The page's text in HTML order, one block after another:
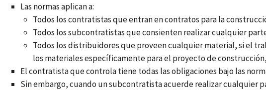
Las normas aplican a:
Todos los contratistas que entran en contratos para la
Todos los subcontratistas que consienten realizar cualquier
Todos los distribuidores que proveen cualquier material, si el
los materiales específicamente para el proyecto de
El contratista que controla tiene todas las obligaciones bajo las
Sin embargo, cuando un subcontratista acuerde realizar cualquier